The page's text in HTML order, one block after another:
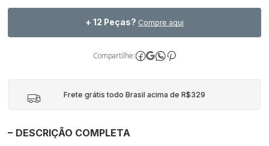
+ 12 Peças? Compre aqui
Compartilhe:
Frete grátis todo Brasil acima de R$329
DESCRIÇÃO COMPLETA